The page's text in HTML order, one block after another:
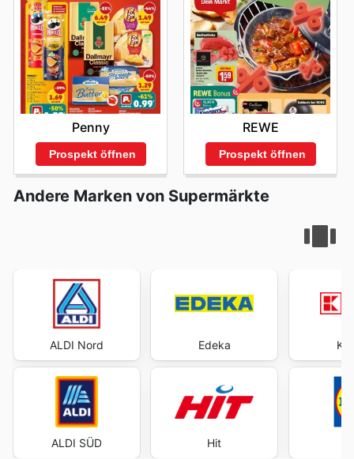
Penny
Prospekt öffnen
REWE
Prospekt öffnen
Andere Marken von Supermärkte
ALDI Nord
ALDI SÜD
Edeka
Hit